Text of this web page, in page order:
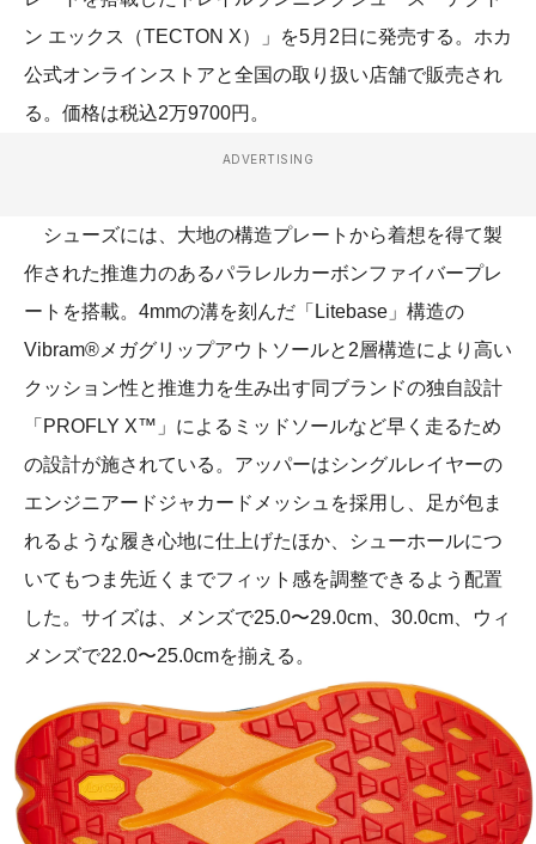
ン エックス（TECTON X）」を5月2日に発売する。ホカ
公式オンラインストアと全国の取り扱い店舗で販売され
る。価格は税込2万9700円。
ADVERTISING
シューズには、大地の構造プレートから着想を得て製
作された推進力のあるパラレルカーボンファイバープレ
ートを搭載。4mmの溝を刻んだ「Litebase」構造の
Vibram®️メガグリップアウトソールと2層構造により高い
クッション性と推進力を生み出す同ブランドの独自設計
「PROFLY X™」によるミッドソールなど早く走るため
の設計が施されている。アッパーはシングルレイヤーの
エンジニアードジャカードメッシュを採用し、足が包ま
れるような履き心地に仕上げたほか、シューホールにつ
いてもつま先近くまでフィット感を調整できるよう配置
した。サイズは、メンズで25.0〜29.0cm、30.0cm、ウィ
メンズで22.0〜25.0cmを揃える。